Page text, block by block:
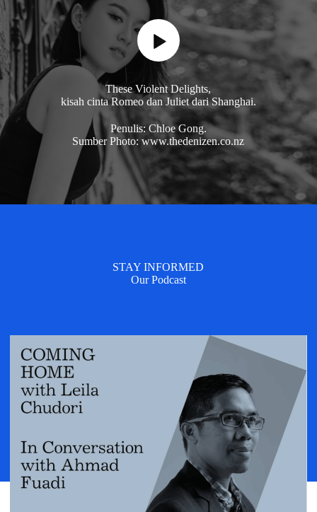
These Violent Delights,
kisah cinta Romeo dan Juliet dari Shanghai.
Penulis: Chloe Gong.
Sumber Photo: www.thedenizen.co.nz
STAY INFORMED
Our Podcast